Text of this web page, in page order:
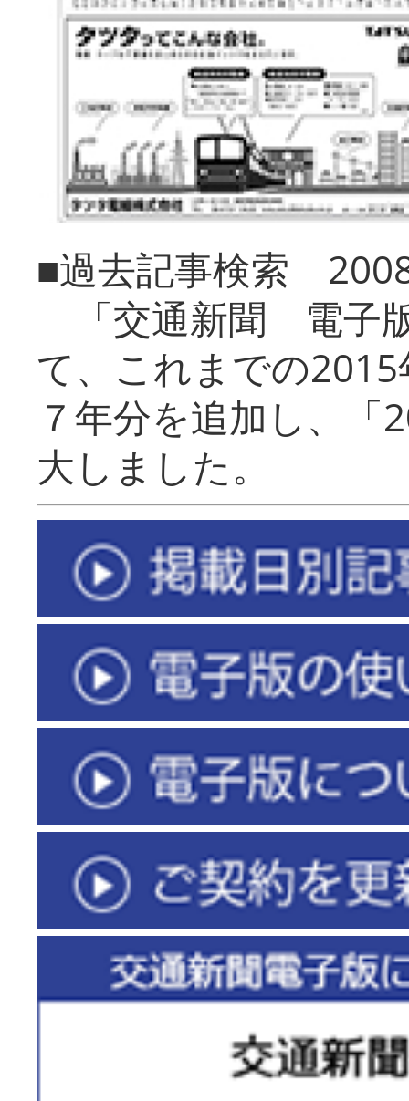
■過去記事検索
「交通新聞 電子
て、これまでの
７年分を追加し、「
大しまし